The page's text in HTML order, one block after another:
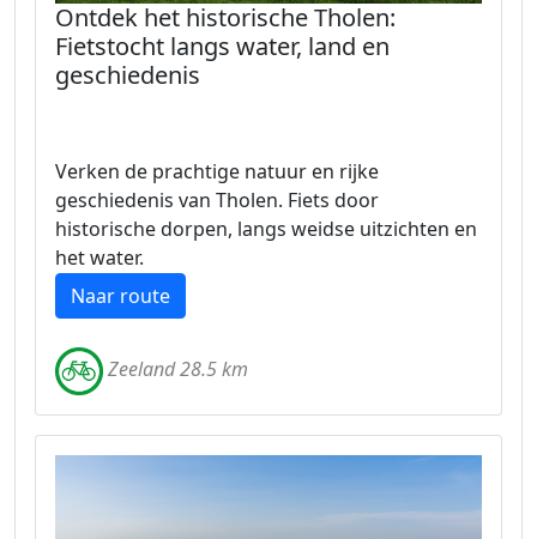
Ontdek het historische Tholen:
Fietstocht langs water, land en
geschiedenis
Verken de prachtige natuur en rijke
geschiedenis van Tholen. Fiets door
historische dorpen, langs weidse uitzichten en
het water.
Naar route
Zeeland 28.5 km